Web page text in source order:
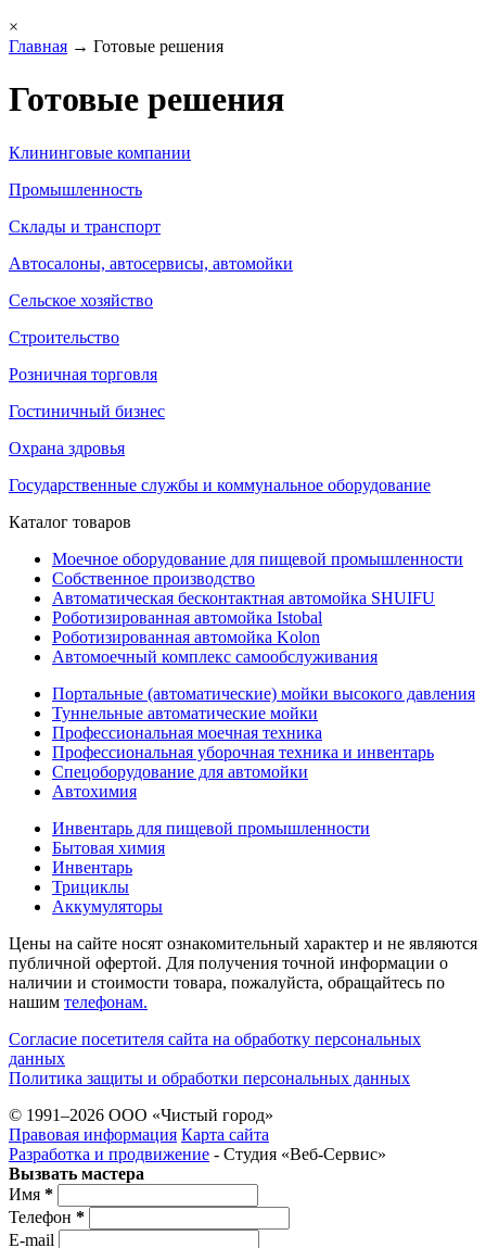
×
Главная → Готовые решения
Готовые решения
Клининговые компании
Промышленность
Склады и транспорт
Автосалоны, автосервисы, автомойки
Сельское хозяйство
Строительство
Розничная торговля
Гостиничный бизнес
Охрана здровья
Государственные службы и коммунальное оборудование
Каталог товаров
Моечное оборудование для пищевой промышленности
Собственное производство
Автоматическая бесконтактная автомойка SHUIFU
Роботизированная автомойка Istobal
Роботизированная автомойка Kolon
Автомоечный комплекс самообслуживания
Портальные (автоматические) мойки высокого давления
Туннельные автоматические мойки
Профессиональная моечная техника
Профессиональная уборочная техника и инвентарь
Спецоборудование для автомойки
Автохимия
Инвентарь для пищевой промышленности
Бытовая химия
Инвентарь
Трициклы
Аккумуляторы
Цены на сайте носят ознакомительный характер и не являются
публичной офертой. Для получения точной информации о
наличии и стоимости товара, пожалуйста, обращайтесь по
нашим телефонам.
Согласие посетителя сайта на обработку персональных
данных
Политика защиты и обработки персональных данных
© 1991–2026 ООО «Чистый город»
Правовая информация Карта сайта
Разработка и продвижение - Студия «Веб-Cервис»
Вызвать мастера
Имя *
Телефон *
E-mail